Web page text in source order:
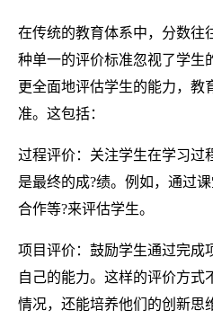
在传统的教育体系中，分数往
种单一的评价标准忽视了学生
更全面地评估学生的能力，教
准。这包括：
过程评价：关注学生在学习过
是最终的成?绩。例如，通过
合作等?来评估学生。
项目评价：鼓励学生通过完成
自己的能力。这样的评价方式
情况，还能培养他们的创新思